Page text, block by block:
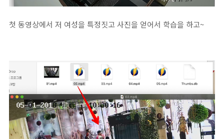
첫 동영상에서 저 여성을 특정짓고 사진을 얻어서 학습을 하고~